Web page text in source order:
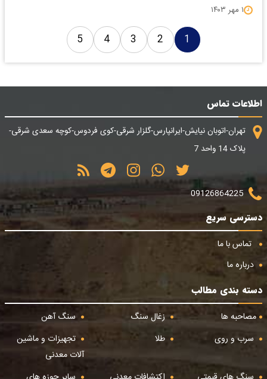
۱ مهر ۱۴۰۳
1
2
3
4
5
اطلاعات تماس
تهران-اتوبان نیایش-ایرانپارس-گلزار شرقی-کوی فردوس-کوچه سعدی شرقی-
پلاک 14 واحد 7
09126864225
دسترسی سریع
تماس با ما
درباره ما
دسته بندی مطالب
مصاحبه ها
زغال سنگ
سنگ آهن
سرب و روی
طلا
تجهیزات و ماشین
آلات معدنی